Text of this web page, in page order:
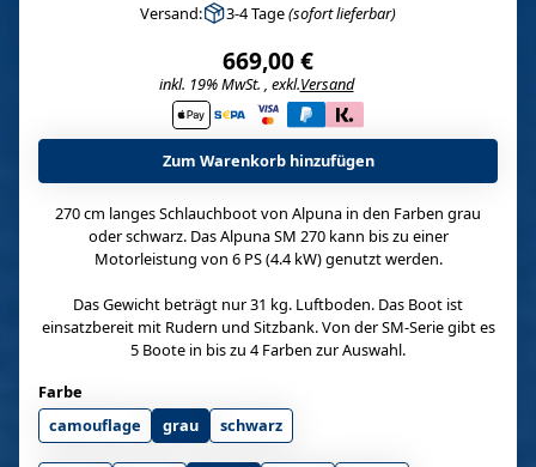
Versand:
3-4 Tage(sofort lieferbar)
669,00 €
inkl. 19% MwSt. , exkl.Versand
Zum Warenkorb hinzufügen
270 cm langes Schlauchboot von Alpuna in den Farben grau
oder schwarz. Das Alpuna SM 270 kann bis zu einer
Motorleistung von 6 PS (4.4 kW) genutzt werden.
Das Gewicht beträgt nur 31 kg. Luftboden. Das Boot ist
einsatzbereit mit Rudern und Sitzbank. Von der SM-Serie gibt es
5 Boote in bis zu 4 Farben zur Auswahl.
Farbe
camouflage
grau schwarz